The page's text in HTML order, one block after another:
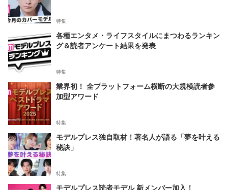
特集
各種エンタメ・ライフスタイルにまつわるランキン
グ＆読者アンケート結果を発表
特集
業界初！ 全プラットフォーム横断の大規模読者参
加型アワード
特集
モデルプレス独自取材！著名人が語る「夢を叶える
秘訣」
特集
モデルプレス読者モデル 新メンバー加入！